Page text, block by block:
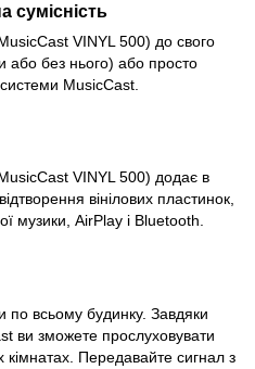
сумісність
VINYL 500) до свого
або без нього) або просто
MusicCast.
VINYL 500) додає в
вінілових пластинок,
музики, AirPlay і Bluetooth.
по всьому будинку. Завдяки
ви зможете прослуховувати
кімнатах. Передавайте сигнал з